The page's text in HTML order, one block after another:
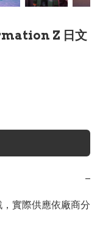
Z 日文
−
實際供應依廠商分